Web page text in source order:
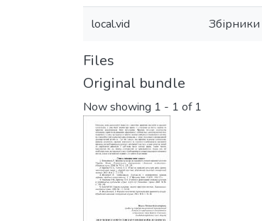
local.vid Збірники
Files
Original bundle
Now showing 1 - 1 of 1